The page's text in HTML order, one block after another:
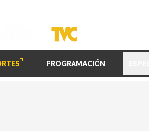
PROGRAMACIÓN